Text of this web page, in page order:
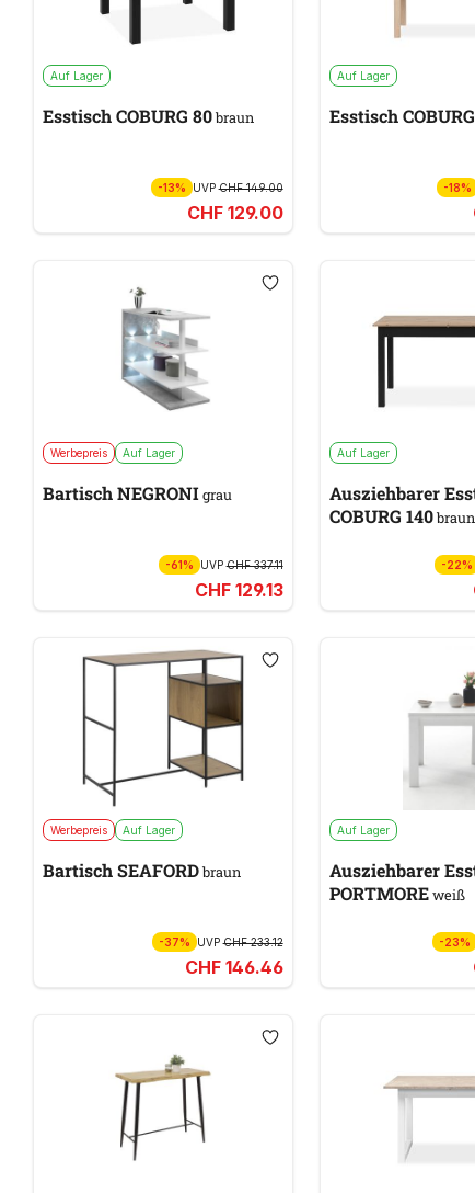
Auf Lager
Esstisch COBURG 80braun
-13% UVPCHF 149.00
CHF 129.00
Auf Lager
Esstisch
-18%
Werbepreis Auf Lager
Bartisch NEGRONIgrau
-61% UVPCHF 337.11
CHF 129.13
Auf Lager
Ausziehbarer
COBURG 140braun
-22%
Werbepreis Auf Lager
Bartisch SEAFORDbraun
-37% UVPCHF 233.12
CHF 146.46
Auf Lager
Ausziehbarer
PORTMOREweiß
-23%